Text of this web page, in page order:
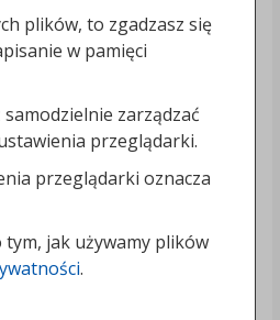
plików, to zgadzasz się
w pamięci
zarządzać
przeglądarki.
przeglądarki oznacza
tym, jak używamy plików
.